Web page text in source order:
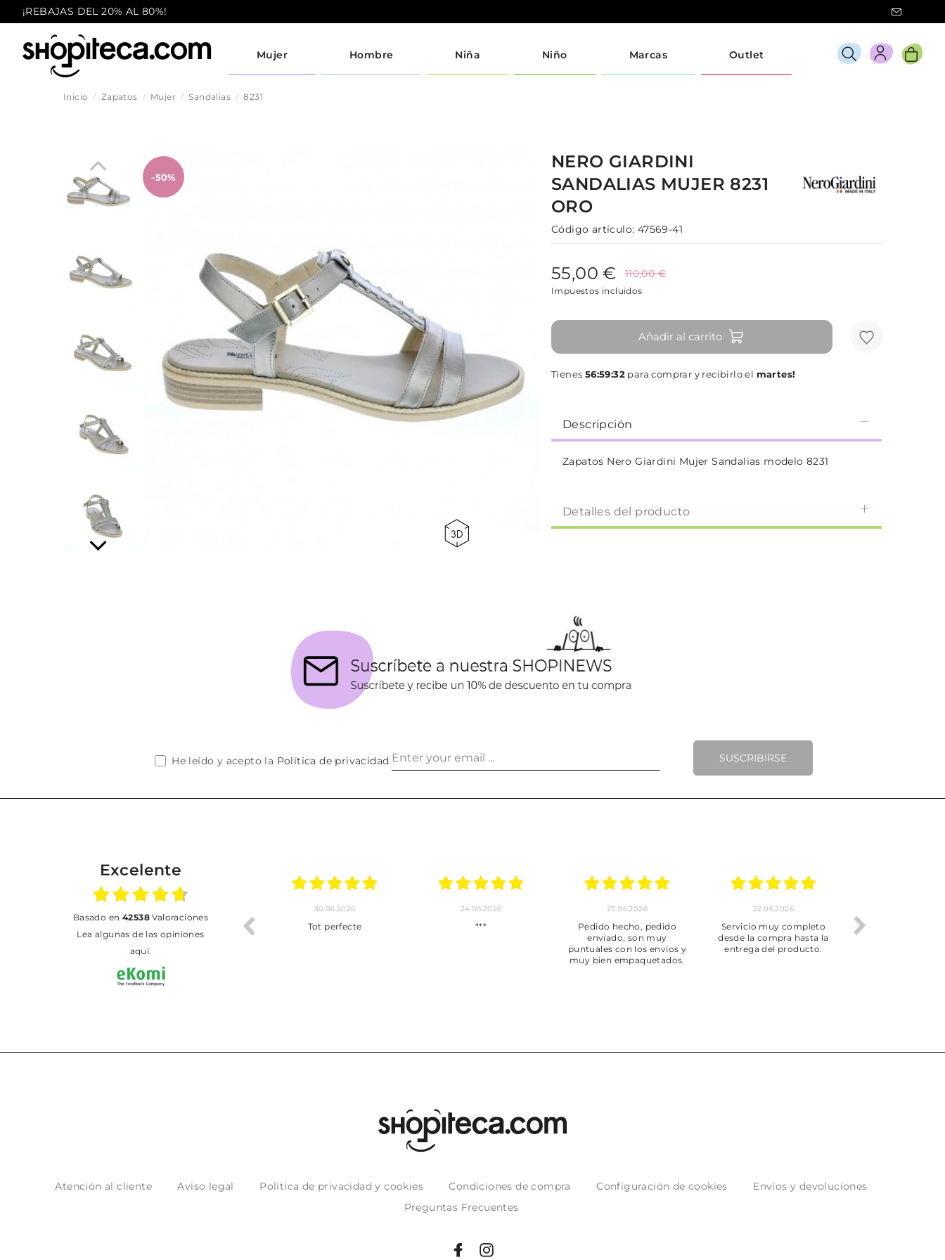
¡REBAJAS DEL 20% AL 80%!
Mujer Hombre Niña Niño Marcas Outlet
Inicio Zapatos Mujer Sandalias 8231
-50%
NERO GIARDINI
SANDALIAS MUJER 8231
ORO
Código artículo: 47569-41
55,00 € 110,00 €
Impuestos incluidos
Añadir al carrito
Tienes 56:59:32 para comprar y recibirlo el martes!
Descripción
Zapatos Nero Giardini Mujer Sandalias modelo 8231
Detalles del producto
SUSCRIBIRSE
He leído y acepto la Política de privacidad.
Excelente
basado en 42538Valoraciones
Lea algunas de las opiniones
aquí.
30.06.2026
Tot perfecte
24.06.2026
***
23.06.2026
Pedido hecho, pedido
enviado, son muy
puntuales con los envíos y
muy bien empaquetados.
22.06.2026
Servicio muy completo
desde la compra hasta la
entrega del producto.
Atención al cliente Aviso legal Politica de privacidad y cookies Condiciones de compra Configuración de cookies
Envíos y devoluciones
Preguntas Frecuentes